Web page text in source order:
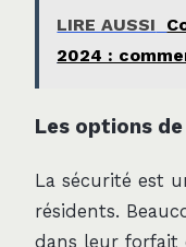
LIRE AUSSI
2024 :
Les options
La sécurité est
résidents.
dans leur forfait